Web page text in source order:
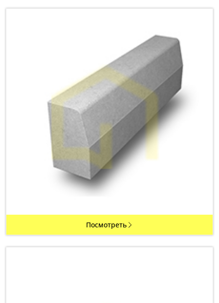
Посмотреть